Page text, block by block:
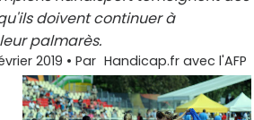
doivent continuer à
palmarès.
2019 • Par Handicap.fr avec l'AFP